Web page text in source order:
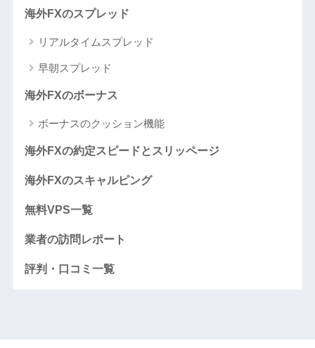
海外FXのスプレッド
リアルタイムスプレッド
早朝スプレッド
海外FXのボーナス
ボーナスのクッション機能
海外FXの約定スピードとスリッページ
海外FXのスキャルピング
無料VPS一覧
業者の訪問レポート
評判・口コミ一覧